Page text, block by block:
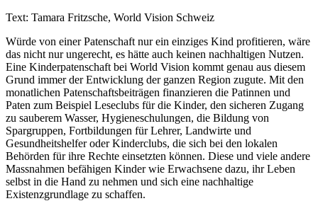
Text: Tamara Fritzsche, World Vision Schweiz
Würde von einer Patenschaft nur ein einziges Kind profitieren, wäre
das nicht nur ungerecht, es hätte auch keinen nachhaltigen Nutzen.
Eine Kinderpatenschaft bei World Vision kommt genau aus diesem
Grund immer der Entwicklung der ganzen Region zugute. Mit den
monatlichen Patenschaftsbeiträgen finanzieren die Patinnen und
Paten zum Beispiel Leseclubs für die Kinder, den sicheren Zugang
zu sauberem Wasser, Hygieneschulungen, die Bildung von
Spargruppen, Fortbildungen für Lehrer, Landwirte und
Gesundheitshelfer oder Kinderclubs, die sich bei den lokalen
Behörden für ihre Rechte einsetzten können. Diese und viele andere
Massnahmen befähigen Kinder wie Erwachsene dazu, ihr Leben
selbst in die Hand zu nehmen und sich eine nachhaltige
Existenzgrundlage zu schaffen.